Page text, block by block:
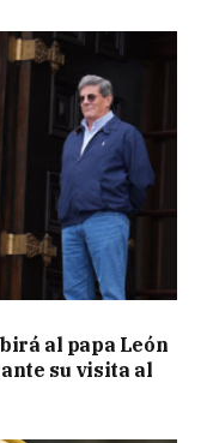
al papa León
su visita al